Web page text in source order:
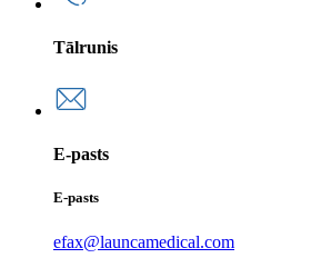
Tālrunis
E-pasts
E-pasts
efax@launcamedical.com